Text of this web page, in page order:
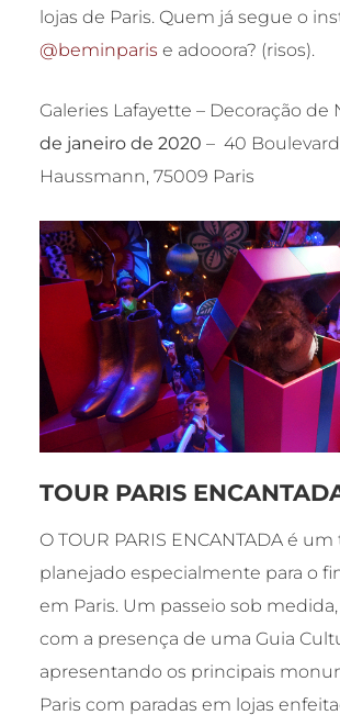
lojas de Paris. Quem já segue o
@beminparis e adooora? (risos).
Galeries Lafayette – Decoração de
de janeiro de 2020 – 40 Boulevard
Haussmann, 75009 Paris
TOUR PARIS
O TOUR PARIS ENCANTADA é
planejado especialmente para o
em Paris. Um passeio sob
com a presença de uma Guia
apresentando os principais
Paris com paradas em lojas